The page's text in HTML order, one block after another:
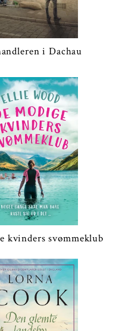
i Dachau
kvinders svømmeklub